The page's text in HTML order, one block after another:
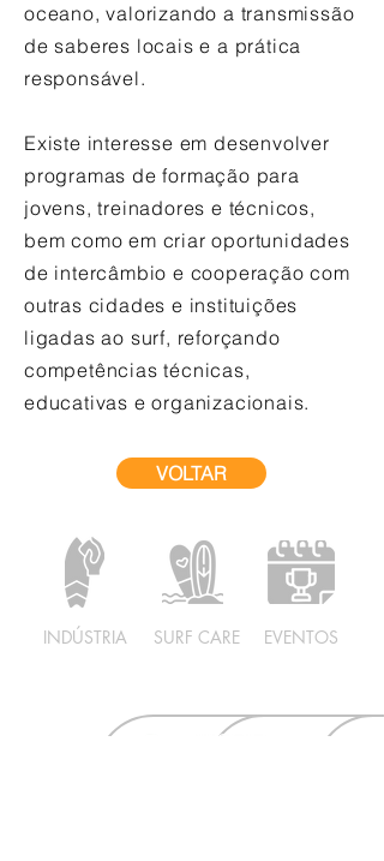
oceano, valorizando a transmissão
de saberes locais e a prática
responsável.
Existe interesse em desenvolver
programas de formação para
jovens, treinadores e técnicos,
bem como em criar oportunidades
de intercâmbio e cooperação com
outras cidades e instituições
ligadas ao surf, reforçando
competências técnicas,
educativas e organizacionais.
VOLTAR
INDÚSTRIA SURF CARE EVENTOS